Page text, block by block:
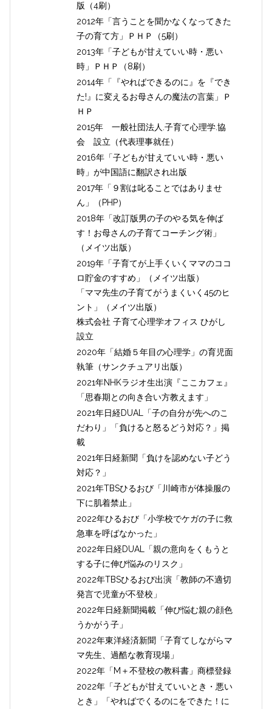
版（4刷）
2012年「言うことを聞かなくなってきた
子の育て方」ＰＨＰ（5刷）
2013年「子どもが甘えていい時・悪い
時」ＰＨＰ（8刷）
2014年「『やればできるのに』を『でき
た!』に変えるお母さんの魔法の言葉」Ｐ
ＨＰ
2015年 一般社団法人.子育て心理学.協
会 設立（代表理事就任）
2016年「子どもが甘えていい時・悪い
時」が中国語に翻訳され出版
2017年「９割は叱ることではありませ
ん」（PHP）
2018年「改訂版男の子のやる気を伸ば
す！お母さんの子育てコーチング術」
（メイツ出版）
2019年「子育てが上手くいくママのココ
ロ貯金のすすめ」（メイツ出版）
「ママ先生の子育てがうまくいく45のヒ
ント」（メイツ出版）
株式会社 子育て心理学オフィス ひがし
設立
2020年「結婚５年目の心理学」の育児面
執筆（サンクチュアリ出版）
2021年NHKラジオ生出演『ここカフェ』
「思春期との向き合い方教えます」
2021年日経DUAL「子の自分が先へのこ
だわり」「負けると怒るどう対応？」掲
載
2021年日経新聞「負けを認めない子どう
対応？」
2021年TBSひるおび「川崎市が体操服の
下に肌着禁止」
2022年ひるおび「小学校でケガの子に救
急車を呼ばなかった」
2022年日経DUAL「親の意向をくもうと
する子に伸び悩みのリスク」
2022年TBSひるおび出演「教師の不適切
発言で児童が不登校」
2022年日経新聞掲載「伸び悩む親の顔色
うかがう子」
2022年東洋経済新聞「子育てしながらマ
マ先生、過酷な教育現場」
2022年「M＋不登校の教科書」商標登録
2022年「子どもが甘えていいとき・悪い
とき」「やればでくるのにをできた！に